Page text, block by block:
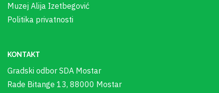
Muzej Alija Izetbegović
Politika privatnosti
KONTAKT
Gradski odbor SDA Mostar
Rade Bitange 13, 88000 Mostar